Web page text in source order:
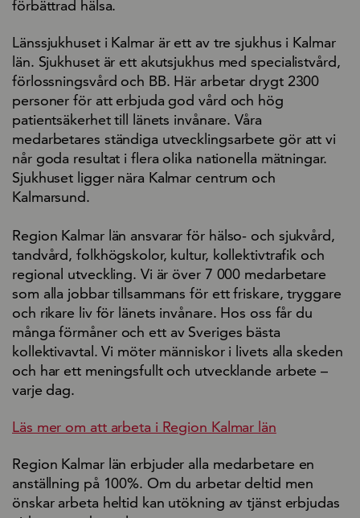
förbättrad hälsa.
Länssjukhuset i Kalmar är ett av tre sjukhus i Kalmar
län. Sjukhuset är ett akutsjukhus med specialistvård,
förlossningsvård och BB. Här arbetar drygt 2300
personer för att erbjuda god vård och hög
patientsäkerhet till länets invånare. Våra
medarbetares ständiga utvecklingsarbete gör att vi
når goda resultat i flera olika nationella mätningar.
Sjukhuset ligger nära Kalmar centrum och
Kalmarsund.
Region Kalmar län ansvarar för hälso- och sjukvård,
tandvård, folkhögskolor, kultur, kollektivtrafik och
regional utveckling. Vi är över 7 000 medarbetare
som alla jobbar tillsammans för ett friskare, tryggare
och rikare liv för länets invånare. Hos oss får du
många förmåner och ett av Sveriges bästa
kollektivavtal. Vi möter människor i livets alla skeden
och har ett meningsfullt och utvecklande arbete –
varje dag.
Läs mer om att arbeta i Region Kalmar län
Region Kalmar län erbjuder alla medarbetare en
anställning på 100%. Om du arbetar deltid men
önskar arbeta heltid kan utökning av tjänst erbjudas